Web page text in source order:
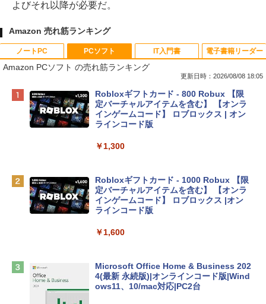
よびそれ以降が必要だ。
Amazon 売れ筋ランキング
ノートPC
Apple 2026 MacBook Neo A18 Proチッ
プ搭載13インチノートブック：AIとAppl
e Intelligenceのために設計、Liquid Ret
inaディスプレイ、8GBユニファイドメモ
eTime HDカメラ、Touch ID - シルバー
tomtoc 360°保護 15.6 16インチ パソコ
ンケース Dell NEC Lavie ASUS HP dyna
Apple 2026 MacBook Air M5チップ搭載
13インチノートブック：AIとApple Intell
PCソフト
Amazon PCソフト の売れ筋ランキング
更新日時：2026/08/08 18:05
Robloxギフトカード - 800 Robux 【限
定バーチャルアイテムを含む】 【オンラ
インゲームコード】 ロブロックス | オン
ラインコード版
￥1,300
Robloxギフトカード - 1000 Robux 【限
定バーチャルアイテムを含む】 【オンラ
インゲームコード】 ロブロックス |オン
ラインコード版
￥1,600
Microsoft Office Home & Business 202
4(最新 永続版)|オンラインコード版|Wind
ows11、10/mac対応|PC2台
IT入門書 電子書籍リーダー